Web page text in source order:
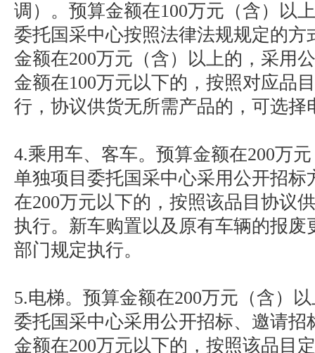
调）。预算金额在100万元（含）以
委托国采中心按照法律法规规定的方
金额在200万元（含）以上的，采用
金额在100万元以下的，按照对应品
行，协议供货无所需产品的，可选择
4.乘用车、客车。预算金额在200万
单独项目委托国采中心采用公开招标
在200万元以下的，按照该品目协议
执行。新车购置以及原有车辆的报废
部门规定执行。
5.电梯。预算金额在200万元（含）
委托国采中心采用公开招标、邀请招
金额在200万元以下的，按照该品目